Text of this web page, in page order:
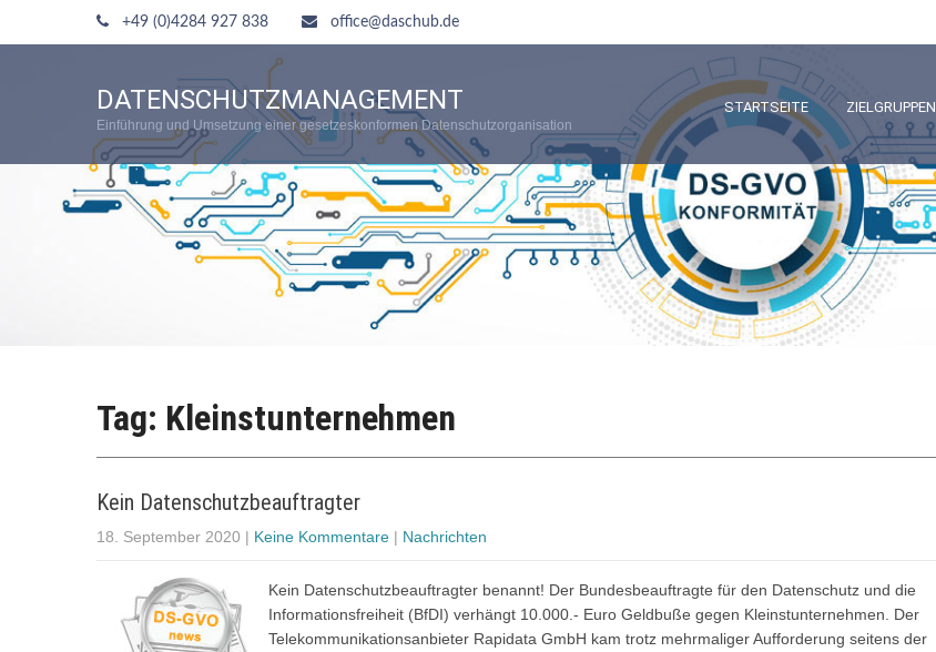
+49 (0)4284 927 838 office@daschub.de
DATENSCHUTZMANAGEMENT
Einführung und Umsetzung einer gesetzeskonformen Datenschutzorganisation
STARTSEITE ZIELGRUPPEN
Tag: Kleinstunternehmen
Kein Datenschutzbeauftragter
18. September 2020 | Keine Kommentare | Nachrichten
Kein Datenschutzbeauftragter benannt! Der Bundesbeauftragte für den Datenschutz und die
Informationsfreiheit (BfDI) verhängt 10.000.- Euro Geldbuße gegen Kleinstunternehmen. Der
Telekommunikationsanbieter Rapidata GmbH kam trotz mehrmaliger Aufforderung seitens der